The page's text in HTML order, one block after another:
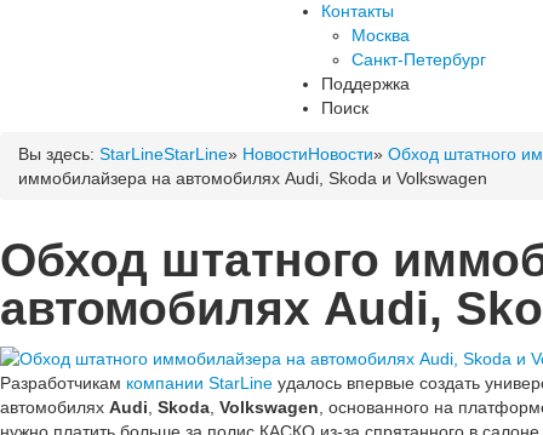
Контакты
Москва
Санкт-Петербург
Поддержка
Поиск
Вы здесь: StarLineStarLine» НовостиНовости» Обход штатного
иммобилайзера на автомобилях Audi, Skoda и Volkswagen
Обход штатного
автомобилях Audi,
Разработчикам компании StarLine удалось впервые создать
автомобилях Audi, Skoda, Volkswagen, основанного на